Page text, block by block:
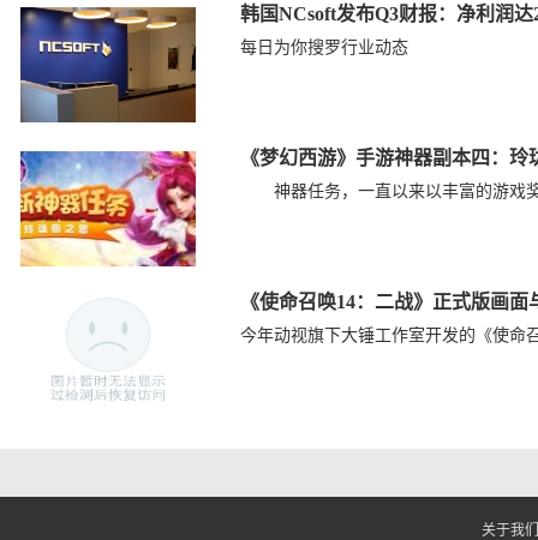
韩国NCsoft发布Q3财报：净利润达
每日为你搜罗行业动态
《梦幻西游》手游神器副本四：玲
神器任务，一直以来以丰富的游戏
《使命召唤14：二战》正式版画面
今年动视旗下大锤工作室开发的《使
关于我们